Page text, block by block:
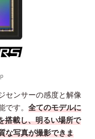
センサーの感度と解像
す。 全てのモデルに
搭載し、明るい場所で
な写真が撮影できま